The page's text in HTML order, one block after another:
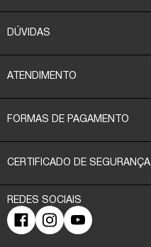
DÚVIDAS
ATENDIMENTO
FORMAS DE PAGAMENTO
CERTIFICADO DE SEGURANÇA